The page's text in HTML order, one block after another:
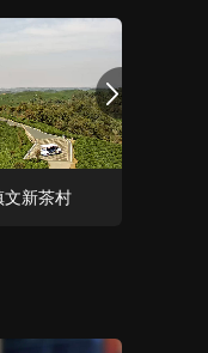
文新茶村